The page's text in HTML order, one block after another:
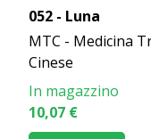
052 - Luna
MTC - Medicina
Cinese
In magazzino
10,07 €